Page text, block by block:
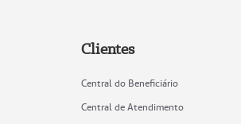
Clientes
Central do Beneficiário
Central de Atendimento